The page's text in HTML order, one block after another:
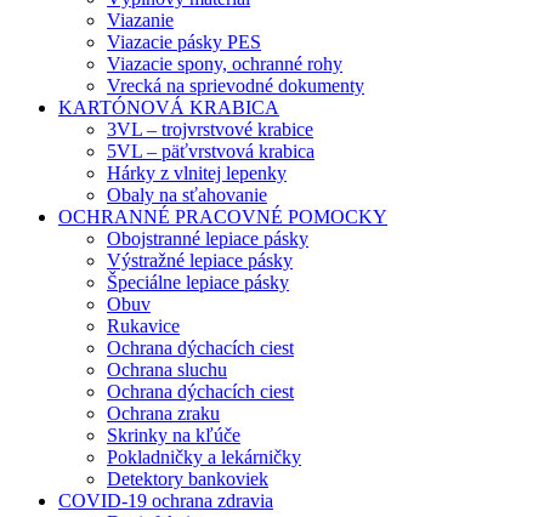
Viazanie
Viazacie pásky PES
Viazacie spony, ochranné rohy
Vrecká na sprievodné dokumenty
KARTÓNOVÁ KRABICA
3VL – trojvrstvové krabice
5VL – päťvrstvová krabica
Hárky z vlnitej lepenky
Obaly na sťahovanie
OCHRANNÉ PRACOVNÉ POMOCKY
Obojstranné lepiace pásky
Výstražné lepiace pásky
Špeciálne lepiace pásky
Obuv
Rukavice
Ochrana dýchacích ciest
Ochrana sluchu
Ochrana dýchacích ciest
Ochrana zraku
Skrinky na kľúče
Pokladničky a lekárničky
Detektory bankoviek
COVID-19 ochrana zdravia